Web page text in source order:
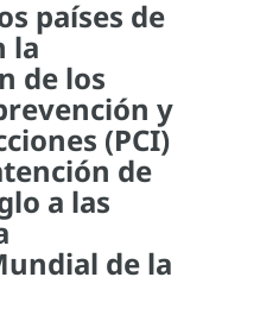
países de
la
de los
y
(PCI)
de
a las
de la